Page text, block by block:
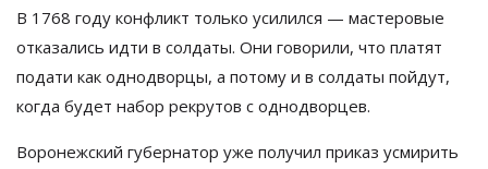
В 1768 году конфликт только усилился — мастеровые
отказались идти в солдаты. Они говорили, что платят
подати как однодворцы, а потому и в солдаты пойдут,
когда будет набор рекрутов с однодворцев.
Воронежский губернатор уже получил приказ усмирить